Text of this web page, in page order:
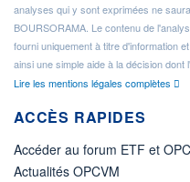
analyses qui y sont exprimées ne
BOURSORAMA. Le contenu de
fourni uniquement à titre d'information
ainsi une simple aide à la décision
Lire les mentions légales complètes
ACCÈS RAPIDES
Accéder au forum ETF et
Actualités OPCVM